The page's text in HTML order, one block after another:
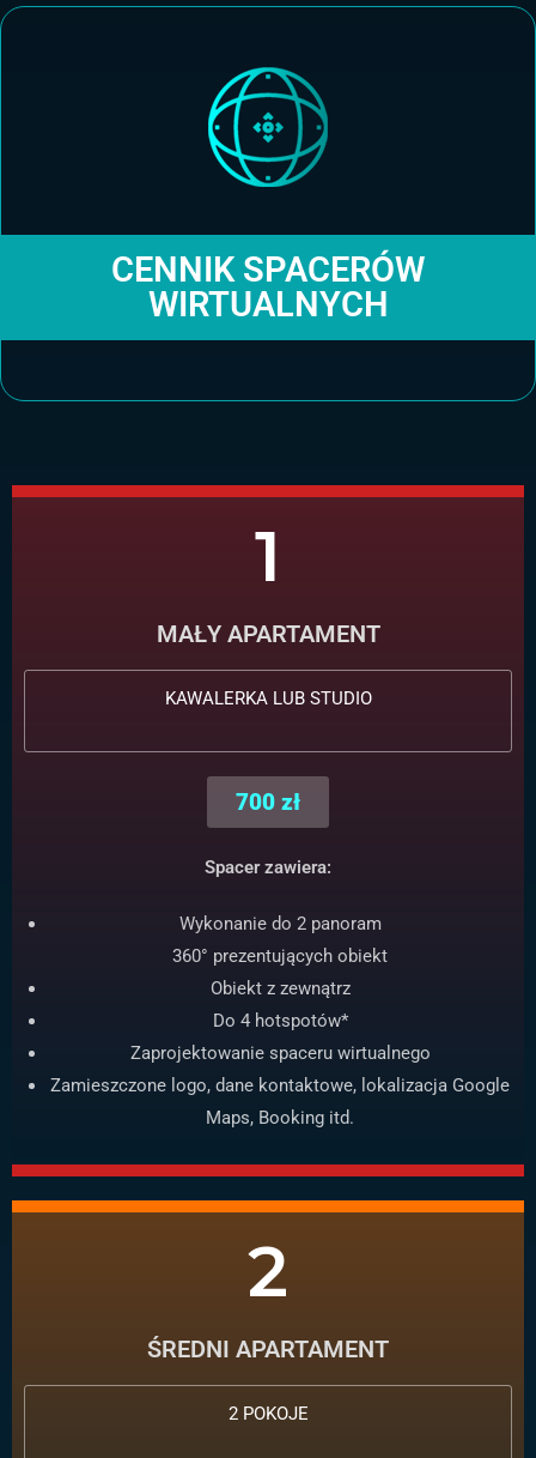
CENNIK SPACERÓW
WIRTUALNYCH
1
MAŁY APARTAMENT
KAWALERKA LUB STUDIO
700 zł
Spacer zawiera:
Wykonanie do 2 panoram
360° prezentujących obiekt
Obiekt z zewnątrz
Do 4 hotspotów*
Zaprojektowanie spaceru wirtualnego
Zamieszczone logo, dane kontaktowe, lokalizacja Google
Maps, Booking itd.
2
ŚREDNI APARTAMENT
2 POKOJE